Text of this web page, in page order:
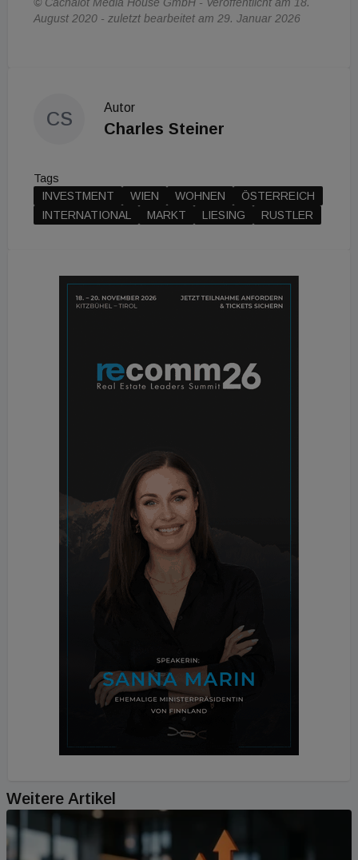
August 2020 - zuletzt bearbeitet am 29. Januar 2026
CS
Autor
Charles Steiner
Tags
INVESTMENT
WIEN WOHNEN
ÖSTERREICH
INTERNATIONAL
MARKT LIESING RUSTLER
Weitere Artikel